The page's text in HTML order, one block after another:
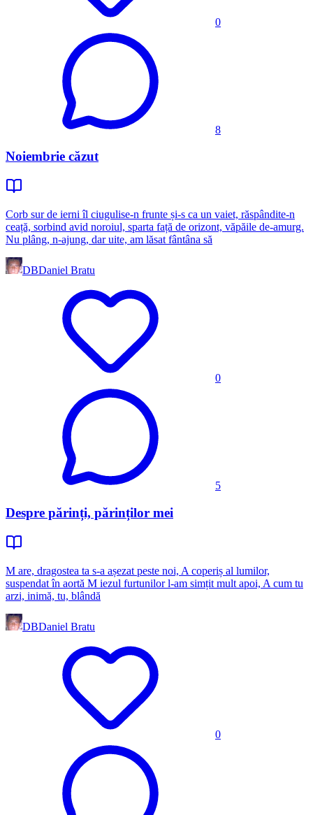
0
8
Noiembrie căzut
Corb sur de ierni îl ciugulise-n frunte și-s ca un vaiet, răspândite-n
ceață, sorbind avid noroiul, sparta față de orizont, văpăile de-amurg.
Nu plâng, n-ajung, dar uite, am lăsat fântâna să
DBDaniel Bratu
0
5
Despre părinți, părinților mei
M are, dragostea ta s-a așezat peste noi, A coperiș al lumilor,
suspendat în aortă M iezul furtunilor l-am simțit mult apoi, A cum tu
arzi, inimă, tu, blândă
DBDaniel Bratu
0